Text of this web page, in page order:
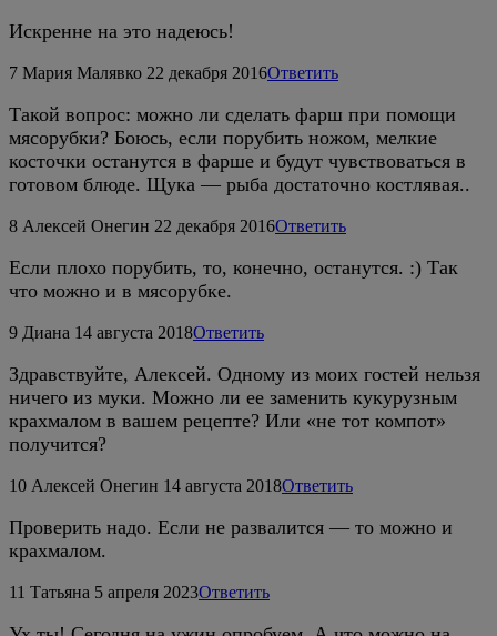
Искренне на это надеюсь!
7 Мария Малявко 22 декабря 2016Ответить
Такой вопрос: можно ли сделать фарш при помощи
мясорубки? Боюсь, если порубить ножом, мелкие
косточки останутся в фарше и будут чувствоваться в
готовом блюде. Щука — рыба достаточно костлявая..
8 Алексей Онегин 22 декабря 2016Ответить
Если плохо порубить, то, конечно, останутся. :) Так
что можно и в мясорубке.
9 Диана 14 августа 2018Ответить
Здравствуйте, Алексей. Одному из моих гостей нельзя
ничего из муки. Можно ли ее заменить кукурузным
крахмалом в вашем рецепте? Или «не тот компот»
получится?
10 Алексей Онегин 14 августа 2018Ответить
Проверить надо. Если не развалится — то можно и
крахмалом.
11 Татьяна 5 апреля 2023Ответить